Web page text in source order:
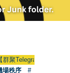
Telegram群組】
場秩序 #